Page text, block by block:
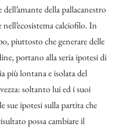
della pallacanestro
calciofilo. In
piuttosto che generare delle
portano alla seria ipotesi di
più lontana e isolata del
soltanto lui ed i suoi
sue ipotesi sulla partita che
possa cambiare il